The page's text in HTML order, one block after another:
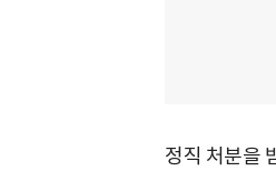
정직 처분을